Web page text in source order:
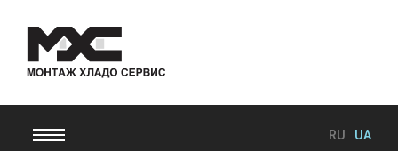
RU UA